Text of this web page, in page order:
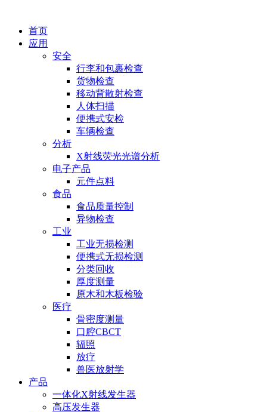
首页
应用
安全
行李和包裹检查
货物检查
移动背散射检查
人体扫描
便携式安检
车辆检查
分析
X射线荧光光谱分析
电子产品
元件点料
食品
食品质量控制
异物检查
工业
工业无损检测
便携式无损检测
分类回收
厚度测量
原木和木板检验
医疗
骨密度测量
口腔CBCT
辐照
放疗
兽医放射学
产品
一体化X射线发生器
高压发生器